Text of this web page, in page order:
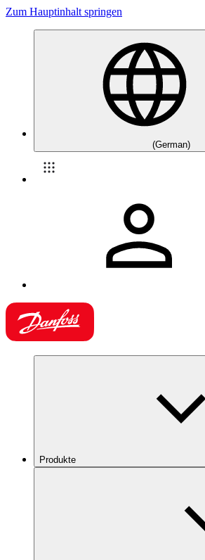
Zum Hauptinhalt springen
(German)
Produkte